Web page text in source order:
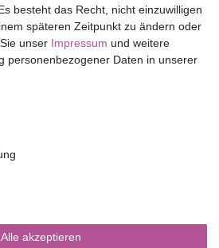
besteht das Recht, nicht einzuwilligen
späteren Zeitpunkt zu ändern oder
unser Impressum und weitere
personenbezogener Daten in unserer
Alle akzeptieren